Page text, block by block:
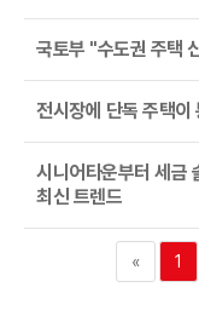
국토부 "수도권 주택
전시장에 단독 주택
시니어타운부터 세금
최신 트렌드
« 1